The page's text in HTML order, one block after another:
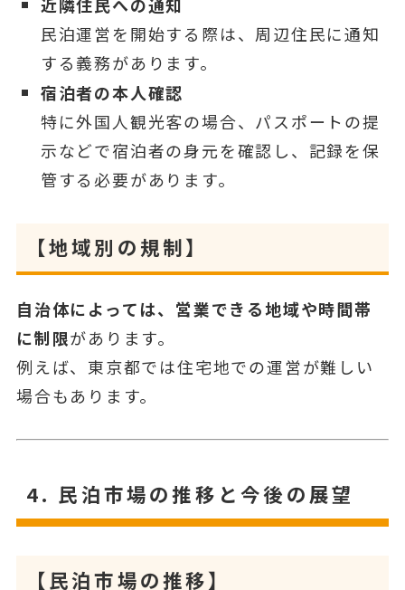
近隣住民への通知
民泊運営を開始する際は、周辺住民に通知
する義務があります。
宿泊者の本人確認
特に外国人観光客の場合、パスポートの提
示などで宿泊者の身元を確認し、記録を保
管する必要があります。
【地域別の規制】
自治体によっては、営業できる地域や時間帯
に制限があります。
例えば、東京都では住宅地での運営が難しい
場合もあります。
4. 民泊市場の推移と今後の展望
【民泊市場の推移】